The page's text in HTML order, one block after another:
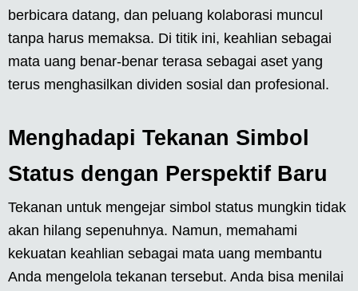
berbicara datang, dan peluang kolaborasi muncul
tanpa harus memaksa. Di titik ini, keahlian sebagai
mata uang benar-benar terasa sebagai aset yang
terus menghasilkan dividen sosial dan profesional.
Menghadapi Tekanan Simbol
Status dengan Perspektif Baru
Tekanan untuk mengejar simbol status mungkin tidak
akan hilang sepenuhnya. Namun, memahami
kekuatan keahlian sebagai mata uang membantu
Anda mengelola tekanan tersebut. Anda bisa menilai